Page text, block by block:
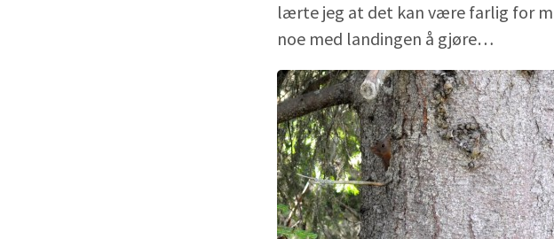
lærte jeg at det kan være farlig for
noe med landingen å gjøre…